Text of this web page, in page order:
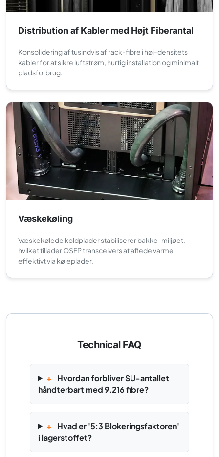
Distribution af Kabler med Højt Fiberantal
Konsolidering af tusindvis af rack-fibre i høj-densitets
kabler for at sikre luftstrøm, hurtig installation og minimalt
pladsforbrug.
Væskekøling
Væskekølede koldplader stabiliserer bakke-miljøet,
hvilket tillader OSFP transceivers at aflede varme
effektivt via køleplader.
Technical FAQ
+
Hvordan forbliver SU-antallet
håndterbart med 9.216 fibre?
+
Hvad er '5:3 Blokeringsfaktoren'
i lagerstoffet?